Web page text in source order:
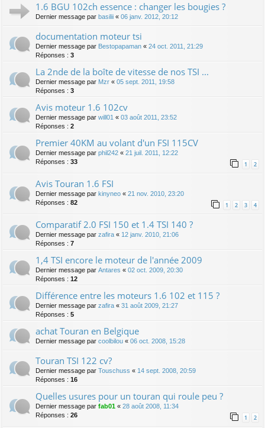
1.6 BGU 102ch essence : changer les bougies ?
Dernier message par basilii « 06 janv. 2012, 20:12
documentation moteur tsi
Dernier message par Bestopapaman « 24 oct. 2011, 21:29
Réponses : 3
La 2nde de la boîte de vitesse de nos TSI ...
Dernier message par Mzr « 05 sept. 2011, 19:58
Réponses : 3
Avis moteur 1.6 102cv
Dernier message par will01 « 03 août 2011, 23:52
Réponses : 2
Premier 40KM au volant d'un FSI 115CV
Dernier message par phil242 « 21 juil. 2011, 12:22
Réponses : 33 1 2
Avis Touran 1.6 FSI
Dernier message par kinyneo « 21 nov. 2010, 23:20
Réponses : 82 1 2 3 4
Comparatif 2.0 FSI 150 et 1.4 TSI 140 ?
Dernier message par zafira « 12 janv. 2010, 21:06
Réponses : 7
1,4 TSI encore le moteur de l'année 2009
Dernier message par Antares « 02 oct. 2009, 20:30
Réponses : 12
Différence entre les moteurs 1.6 102 et 115 ?
Dernier message par zafira « 31 août 2009, 21:27
Réponses : 5
achat Touran en Belgique
Dernier message par coolbilou « 06 oct. 2008, 15:28
Touran TSI 122 cv?
Dernier message par Touschuss « 14 sept. 2008, 20:59
Réponses : 16
Quelles usures pour un touran qui roule peu ?
Dernier message par fab01 « 28 août 2008, 11:34
Réponses : 26 1 2